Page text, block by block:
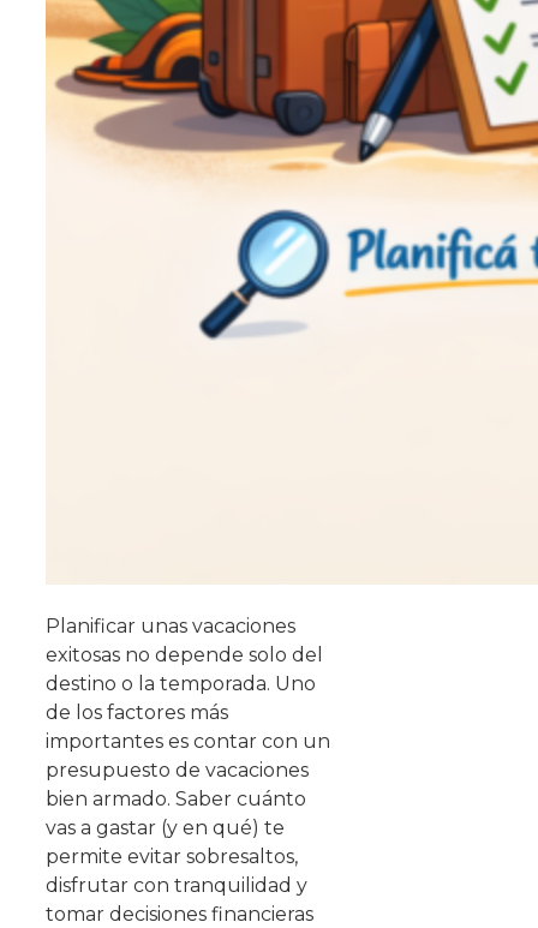
Planificar unas vacaciones
exitosas no depende solo del
destino o la temporada. Uno
de los factores más
importantes es contar con un
presupuesto de vacaciones
bien armado. Saber cuánto
vas a gastar (y en qué) te
permite evitar sobresaltos,
disfrutar con tranquilidad y
tomar decisiones financieras